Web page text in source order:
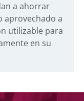
a ahorrar
aprovechado a
utilizable para
en su